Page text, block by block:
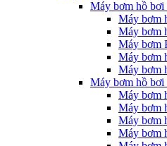
Máy bơm hồ bơi
Máy bơm
Máy bơm
Máy bơm
Máy bơm
Máy bơm
Máy bơm hồ bơi
Máy bơm
Máy bơm
Máy bơm
Máy bơm